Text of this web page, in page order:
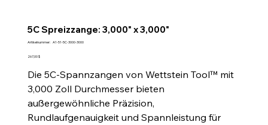
5C Spreizzange: 3,000" x 3,000"
Artikelnummer: Artikelnummer:
3000
A1-51-5C-3000-3000
Preis
267,00 $
Die 5C-Spannzangen von Wettstein Tool™ mit
3,000 Zoll Durchmesser bieten
außergewöhnliche Präzision,
Rundlaufgenauigkeit und Spannleistung für